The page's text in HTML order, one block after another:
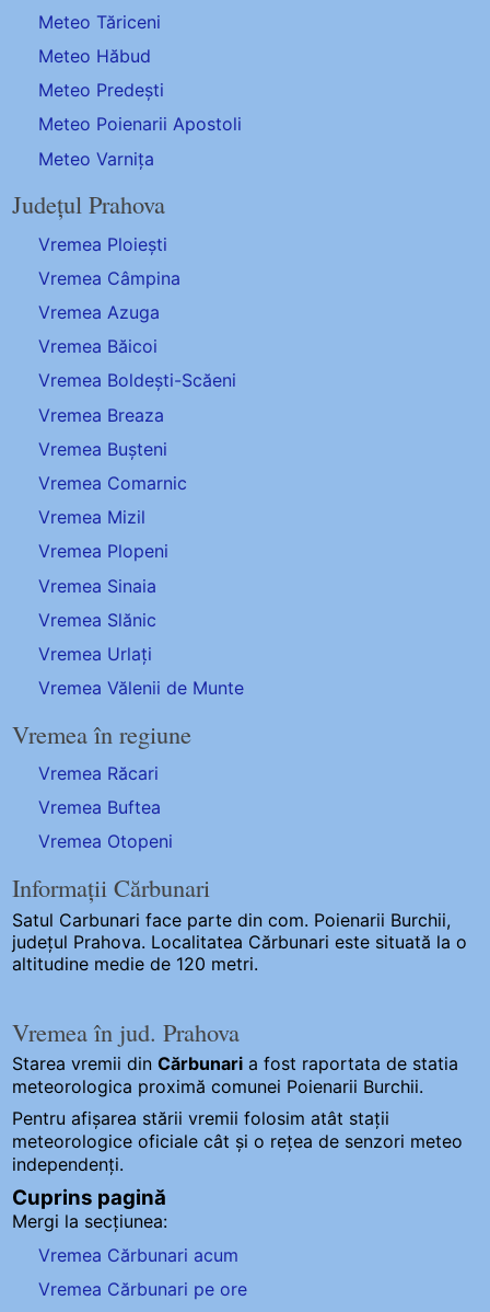
Meteo Tăriceni
Meteo Hăbud
Meteo Predești
Meteo Poienarii Apostoli
Meteo Varnița
Județul Prahova
Vremea Ploiești
Vremea Câmpina
Vremea Azuga
Vremea Băicoi
Vremea Boldești-Scăeni
Vremea Breaza
Vremea Bușteni
Vremea Comarnic
Vremea Mizil
Vremea Plopeni
Vremea Sinaia
Vremea Slănic
Vremea Urlați
Vremea Vălenii de Munte
Vremea în regiune
Vremea Răcari
Vremea Buftea
Vremea Otopeni
Informații Cărbunari
Satul Carbunari face parte din com. Poienarii Burchii,
județul Prahova. Localitatea Cărbunari este situată la o
altitudine medie de 120 metri.
Vremea în jud. Prahova
Starea vremii dinCărbunari a fost raportata de statia
meteorologica proximă comunei Poienarii Burchii.
Pentru afișarea stării vremii folosim atât stații
meteorologice oficiale cât și o rețea de senzori meteo
independenți.
Cuprins pagină
Mergi la secțiunea:
Vremea Cărbunari acum
Vremea Cărbunari pe ore